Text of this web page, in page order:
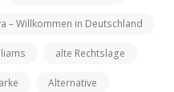
– Willkommen in Deutschland
alte Rechtslage
Alternative